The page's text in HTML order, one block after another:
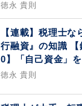
徳永 貴則
【連載】税理士
行融資』の知識
0】「自己資金」
徳永 貴則